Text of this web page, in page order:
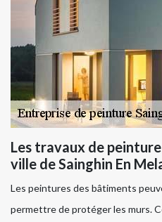
Les travaux de
ville de Sainghin En
Les peintures des bâtiments
permettre de protéger les murs.